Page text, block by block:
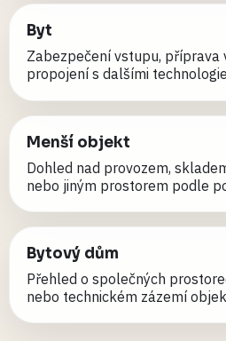
Byt
Zabezpečení vstupu, příprava
propojení s dalšími
Menší objekt
Dohled nad provozem,
nebo jiným prostorem podle
Bytový dům
Přehled o společných
nebo technickém zázemí